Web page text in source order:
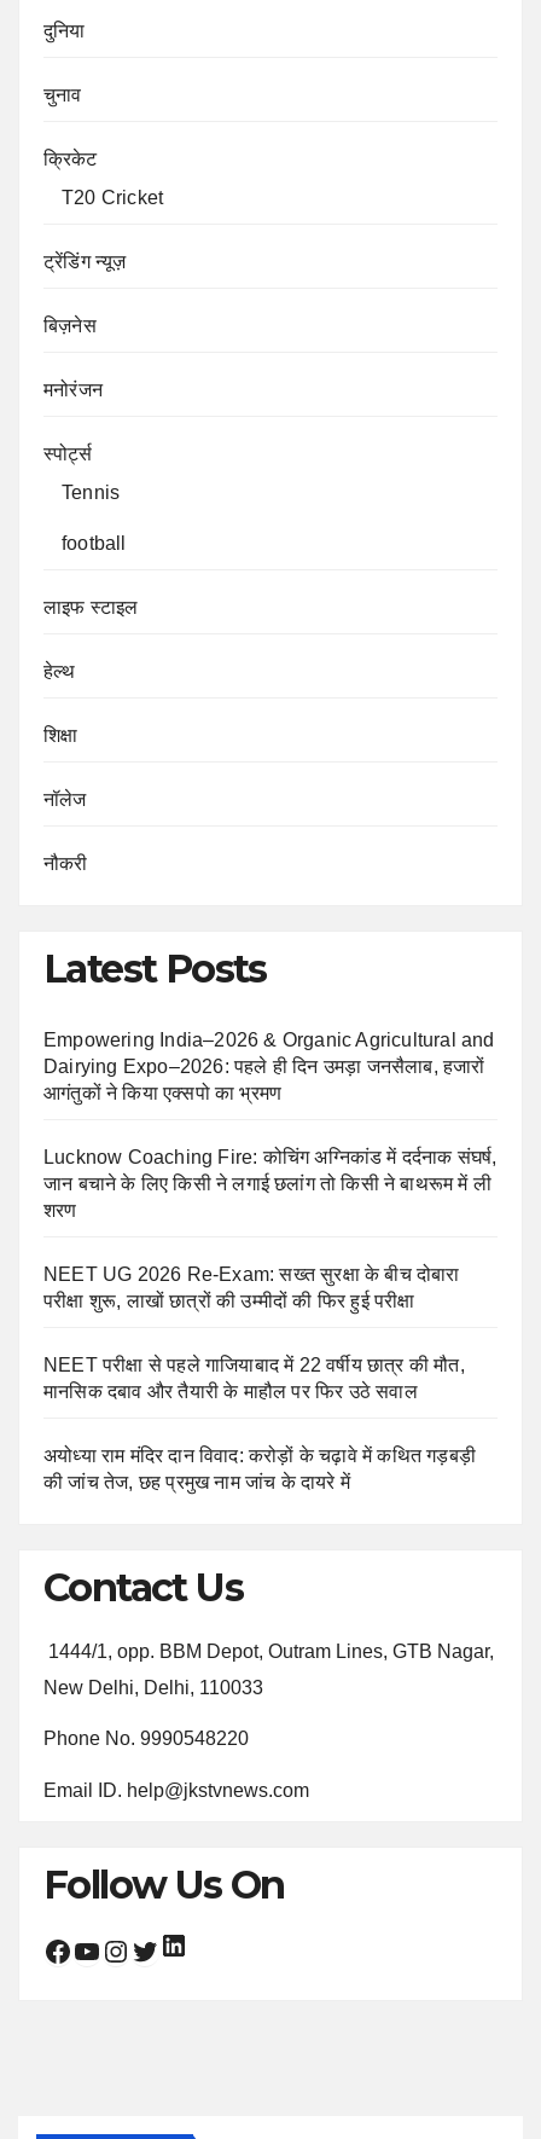
दुनिया
चुनाव
क्रिकेट
T20 Cricket
ट्रेंडिंग न्यूज़
बिज़नेस
मनोरंजन
स्पोर्ट्स
Tennis
football
लाइफ स्टाइल
हेल्थ
शिक्षा
नॉलेज
नौकरी
Latest Posts
Empowering India–2026 & Organic Agricultural and
Dairying Expo–2026: पहले ही दिन उमड़ा जनसैलाब, हजारों
आगंतुकों ने किया एक्सपो का भ्रमण
Lucknow Coaching Fire: कोचिंग अग्निकांड में दर्दनाक संघर्ष,
जान बचाने के लिए किसी ने लगाई छलांग तो किसी ने बाथरूम में ली
शरण
NEET UG 2026 Re-Exam: सख्त सुरक्षा के बीच दोबारा
परीक्षा शुरू, लाखों छात्रों की उम्मीदों की फिर हुई परीक्षा
NEET परीक्षा से पहले गाजियाबाद में 22 वर्षीय छात्र की मौत,
मानसिक दबाव और तैयारी के माहौल पर फिर उठे सवाल
अयोध्या राम मंदिर दान विवाद: करोड़ों के चढ़ावे में कथित गड़बड़ी
की जांच तेज, छह प्रमुख नाम जांच के दायरे में
Contact Us
1444/1, opp. BBM Depot, Outram Lines, GTB Nagar,
New Delhi, Delhi, 110033
Phone No. 9990548220
Email ID. help@jkstvnews.com
Follow Us On
Facebook YouTube Instagram Twitter LinkedIn